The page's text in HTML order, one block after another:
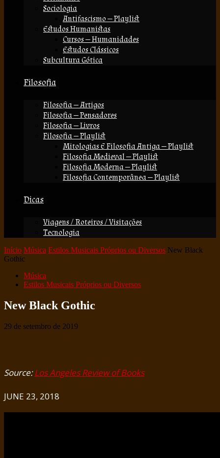
Sociologia
Antifascismo — Playlist
Estudos Humanistas
Cursos — Humanidades
Estudos Clássicos
Subcultura Gótica
Filosofia
Filosofia — Artigos
Filosofia — Pensadores
Filosofia — Livros
Filosofia — Playlist
Mitologias E Filosofia Antiga — Playlist
Filosofia Medieval — Playlist
Filosofia Moderna — Playlist
Filosofia Contemporânea — Playlist
Dicas
Viagens / Roteiros / Visitações
Tecnologia
Início Música Estilos Musicais Próprios ou Diversos New Black
Gothic
Música
Estilos Musicais Próprios ou Diversos
New Black Gothic
29 de setembro de 2019
Source:Los Angeles Review of Books
JUNE 23, 2018